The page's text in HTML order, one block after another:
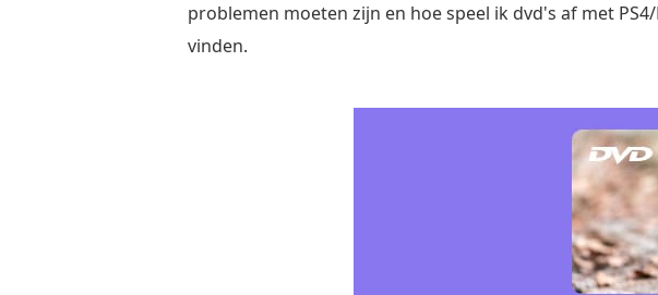
problemen moeten zijn en hoe speel ik dvd's af met
vinden.